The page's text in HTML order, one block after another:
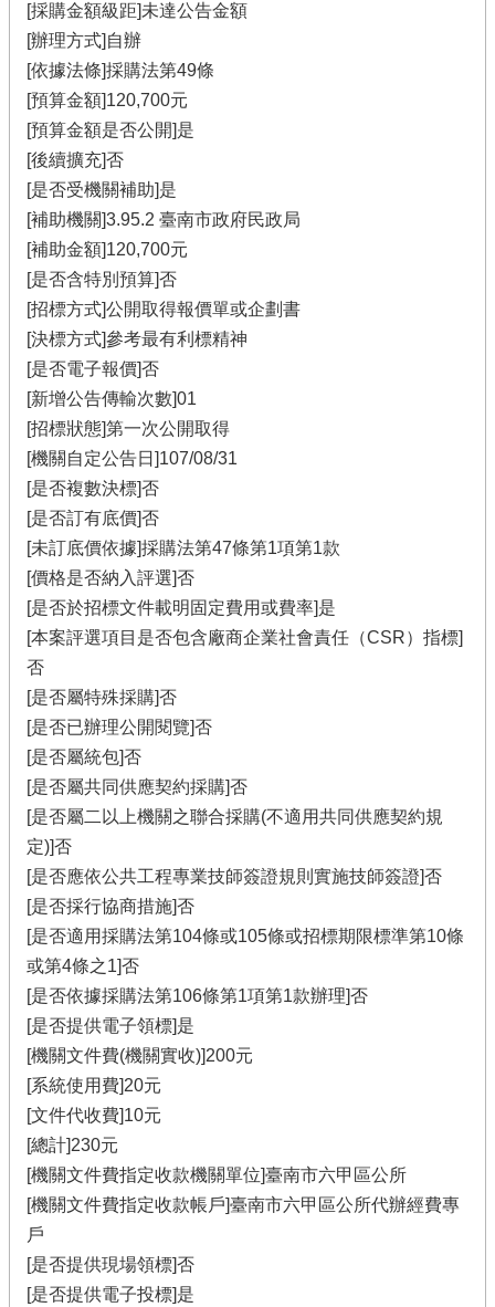
[採購金額級距]未達公告金額
[辦理方式]自辦
[依據法條]採購法第49條
[預算金額]120,700元
[預算金額是否公開]是
[後續擴充]否
[是否受機關補助]是
[補助機關]3.95.2 臺南市政府民政局
[補助金額]120,700元
[是否含特別預算]否
[招標方式]公開取得報價單或企劃書
[決標方式]參考最有利標精神
[是否電子報價]否
[新增公告傳輸次數]01
[招標狀態]第一次公開取得
[機關自定公告日]107/08/31
[是否複數決標]否
[是否訂有底價]否
[未訂底價依據]採購法第47條第1項第1款
[價格是否納入評選]否
[是否於招標文件載明固定費用或費率]是
[本案評選項目是否包含廠商企業社會責任（CSR）指標]
否
[是否屬特殊採購]否
[是否已辦理公開閱覽]否
[是否屬統包]否
[是否屬共同供應契約採購]否
[是否屬二以上機關之聯合採購(不適用共同供應契約規
定)]否
[是否應依公共工程專業技師簽證規則實施技師簽證]否
[是否採行協商措施]否
[是否適用採購法第104條或105條或招標期限標準第10條
或第4條之1]否
[是否依據採購法第106條第1項第1款辦理]否
[是否提供電子領標]是
[機關文件費(機關實收)]200元
[系統使用費]20元
[文件代收費]10元
[總計]230元
[機關文件費指定收款機關單位]臺南市六甲區公所
[機關文件費指定收款帳戶]臺南市六甲區公所代辦經費專
戶
[是否提供現場領標]否
[是否提供電子投標]是